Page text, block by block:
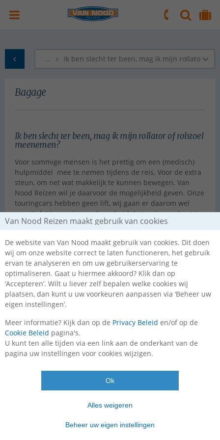
ZOEKENNAAR 'MIJN REIS' OMGEVING
… Ik ben slecht ter been, mag ik mijn rollator of
Bagage
Ik ben slecht ter been, mag ik mijn rollator of rolstoel
meenemen?
Voor sommige mensen is het prettig om een (medisch)
hulpmiddel mee te nemen tijdens de reis. Voor de extra
steun, om net wat makkelijk te kunnen bewegen. Van
Nood Reizen wil je daarvoor de mogelijkheid geven. Onze
touringcars hebben geen lift, wij gaan er daarom wel
vanuit dat je op eigen gelegenheid de touringcar kunt in-
en uitstappen. Het in- en uitladen van het hulpmiddel
voor de chauffeur niet toegestaan jouw hulpmiddel
alleen in en uit te laden, dit vanwege de Arbowetgeving.
Hulpmiddelen als een rollator of rolstoel kunnen mee
onder de volgende voorwaarden.
Een hulpmiddel dient:
inklapbaar te zijn
te voldoen aan de max. afmetingen van (l x b x h)
100x 90x 65 cm indien opgevouwen/ingeklapt
vooraf te worden aangemeld bij Van Nood Reizen.
worden ivm de beperkte bagageruimte in een
in plaats van een koffer te worden meegenomen.
koffer en handbagage, dan vragen wij hiervoor € 30
Van Nood Reizen maakt gebruik van cookies
De website van Van Nood maakt gebruik van cookies. Dit doen
wij om onze website correct te laten functioneren, het gebruik
ervan te analyseren en om uw gebruikerservaring te
optimaliseren. Gaat u hiermee akkoord? Klik dan op
‘Accepteren’. Wilt u liever zelf bepalen welke cookies wij
plaatsen, dan kunt u uw voorkeuren aanpassen via ‘Beheer uw
eigen instellingen’.
Meer informatie? Kijk dan op de Privacy Beleid en/of op de
Cookie Beleid pagina's.
U kunt ten alle tijden via een link aan de onderkant van de
pagina uw instellingen voor cookies wijzigen.
Beheer uw eigen instellingen
Alles weigeren
Ok